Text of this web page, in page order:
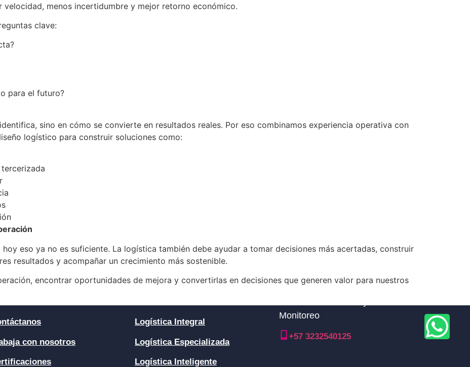
menos incertidumbre y mejor retorno económico.
clave:
para el futuro?
sino en cómo se convierte en resultados reales. Por eso combinamos experiencia operativa con
logístico para construir soluciones como:
eso ya no es suficiente. La logística también debe ayudar a tomar decisiones más acertadas, construir
resultados y acompañar un crecimiento más sostenible.
encontrar oportunidades de mejora y convertirlas en decisiones que generen valor para nuestros
con nosotros
Logística Integral
Logística Especializada
Logística Inteligente
Monitoreo
+57 3232540125